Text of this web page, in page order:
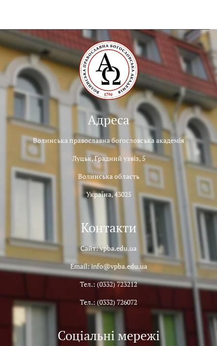
Адреса
Волинська православна богословська академія
Луцьк, Градний узвіз, 5
Волинська область
Україна, 43025
Контакти
Сайт: vpba.edu.ua
Email: info@vpba.edu.ua
Тел.: (0332) 723212
Тел.: (0332) 726072
Соціальні мережі